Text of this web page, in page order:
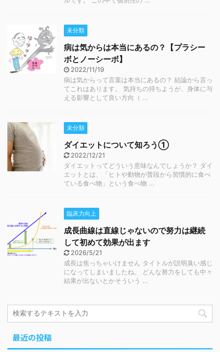
未分類
病は気からは本当にあるの？【プラシー
ボとノーシーボ】
2022/11/19
病は気からって言葉は本当にあるの？ 結論から言っ
てこれはあります。 気持ちの持ちようが、身体に与
える影響として良い方向（ ...
未分類
ダイエットについて知ろう①
2022/12/21
ダイエットってどういう意味なんでしょうか？ ダイ
エットとは、「ヒトや動物が普段から習慣的に食べ
ている食べ物」という食べ物 ...
臨床力向上
成長曲線は直線じゃないので努力は継続
して初めて効果が出ます
2026/5/21
成長は焦っちゃいけません タイトルが説明臭い感じ
になってしまいましたね。 どんな努力をしても中々
結果が出ないとかそういう ...
最近の投稿